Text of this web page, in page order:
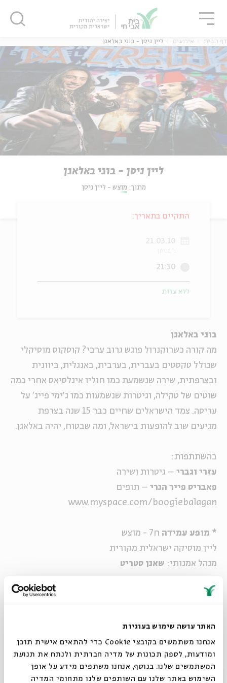
האתר עושה שימוש בעוגיות
אנחנו משתמשים בקובצי Cookie כדי להתאים אישית תוכן
ומודעות, לספק תכונות של מדיה חברתית ולנתח את תנועת
המשתמשים שלנו. בנוסף, אנחנו משתפים מידע על אופן
השימוש באתר שלנו עם השותפים שלנו מתחומי המדיה
דף הבית אירועים ליין ניסן - בוגי באלאגן
ליין ניסן - בוגי באלאגן
מתוך: מוצש - ליין ניסן
בוגי באלאגן
מה קורה כשרוקנרול פוגש גרוב ערבי? קוסקוס מוסיקלי
שכולל טקסטים בעברית, בערבית, באנגלית, ביוונית
ובצרפתית, שירה שנשמעת כמו חוליו איגלסיאס אחרי כמה
שוטים של טקילה, וגיטרות שנשמעות כמו ג'ימי פייג' על
עריסה. צמד הישראלים שחיים כבר 15 שנה בצרפת
מגיעים שוב להופעות בישראל, ומה שבטוח, יהיה באלאגן.
בהשתתפות:
עזרי וגברי – גיטרות ושירה
פאבריס פייר הנרי – תופים
www.myspace.com/boogiebalagan
* מופע עמידה ח7 - מוצש
ליין מוסיקה ישראלית מקורית
מנהל אמנותי: שאנן סטריט
ליין ניסן: עולים לרגל
מעלים את ירושלים על ראש שמחתם שני מופעים, שני
אמנים, ירושלים – אחת!
* שימו לב – שעון קיץ מגיע...כל המופעים מתחילים
התקיים בתאריך:
21.03.10
21:30
ללא עלות
סגור
סגור